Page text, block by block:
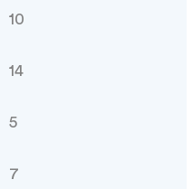
10
14
5
7